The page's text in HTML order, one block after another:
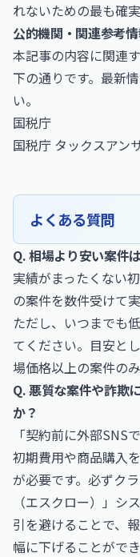
れないための最も確実
公的機関・関連参考
本記事の内容に関連
下の通りです。最新
い。
国税庁
国税庁 タックスアン
よくある質問
Q. 相場より安い案件
実績がまったくない
の案件を数件受けて
ただし、いつまでも
てください。目安と
場価格以上の案件の
Q. 悪質な案件や詐欺
か？
「契約前に外部SNS
初期費用や商品購入
が必要です。必ずク
（エスクロー）」シ
引を避けることで、
幅に下げることができ